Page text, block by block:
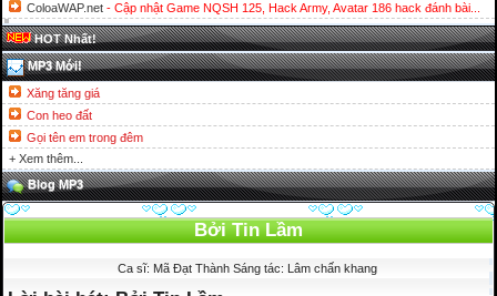
ColoaWAP.net - Cập nhật Game NQSH 125, Hack Army, Avatar 186 hack đánh bài...
HOT Nhất!
MP3 Mới!
Xăng tăng giá
Con heo đất
Gọi tên em trong đêm
+ Xem thêm...
Blog MP3
Bởi Tin Lầm
Ca sĩ: Mã Đạt Thành Sáng tác: Lâm chấn khang